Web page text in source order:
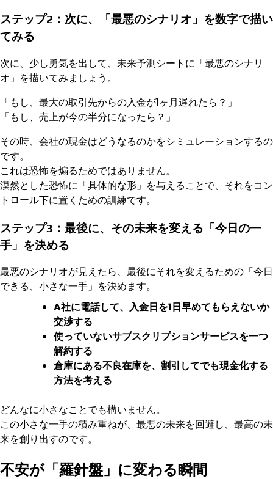
ステップ2：次に、「最悪のシナリオ」を数字で描い
てみる
次に、少し勇気を出して、未来予測シートに「最悪のシナリ
オ」を描いてみましょう。
「もし、最大の取引先からの入金が1ヶ月遅れたら？」
「もし、売上が今の半分になったら？」
その時、会社の現金はどうなるのかをシミュレーションするの
です。
これは恐怖を煽るためではありません。
漠然とした恐怖に「具体的な形」を与えることで、それをコン
トロール下に置くための訓練です。
ステップ3：最後に、その未来を変える「今日の一
手」を決める
最悪のシナリオが見えたら、最後にそれを変えるための「今日
できる、小さな一手」を決めます。
A社に電話して、入金日を1日早めてもらえないか
交渉する
使っていないサブスクリプションサービスを一つ
解約する
倉庫にある不良在庫を、割引してでも現金化する
方法を考える
どんなに小さなことでも構いません。
この小さな一手の積み重ねが、最悪の未来を回避し、最高の未
来を創り出すのです。
不安が「羅針盤」に変わる瞬間